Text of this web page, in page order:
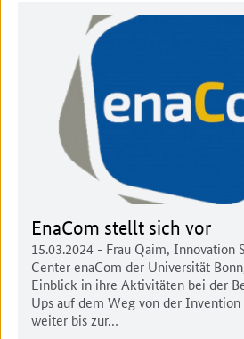
EnaCom stellt sich vor
15.03.2024 - Frau Qaim, Innovation
Center enaCom der Universität
Einblick in ihre Aktivitäten bei der
Ups auf dem Weg von der
weiter bis zur…